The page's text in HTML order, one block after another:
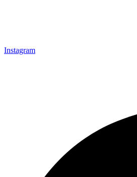
Instagram